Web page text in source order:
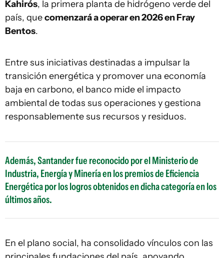
Kahirós, la primera planta de hidrógeno verde del
país, quecomenzará a operar en 2026 en Fray
Bentos.
Entre sus iniciativas destinadas a impulsar la
transición energética y promover una economía
baja en carbono, el banco mide el impacto
ambiental de todas sus operaciones y gestiona
responsablemente sus recursos y residuos.
Además, Santander fue reconocido por el Ministerio de
Industria, Energía y Minería en los premios de Eficiencia
Energética por los logros obtenidos en dicha categoría en los
últimos años.
En el plano social, ha consolidado vínculos con las